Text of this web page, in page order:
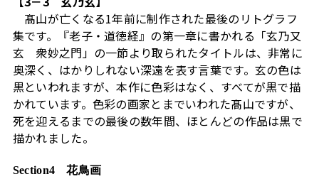
髙山が亡くなる1年前に制作された最後のリトグラフ
集です。『老子・道徳経』の第一章に書かれる「玄乃又
玄 衆妙之門」の一節より取られたタイトルは、非常に
奥深く、はかりしれない深遠を表す言葉です。玄の色は
黒といわれますが、本作に色彩はなく、すべてが黒で描
かれています。色彩の画家とまでいわれた髙山ですが、
死を迎えるまでの最後の数年間、ほとんどの作品は黒で
描かれました。
Section4 花鳥画